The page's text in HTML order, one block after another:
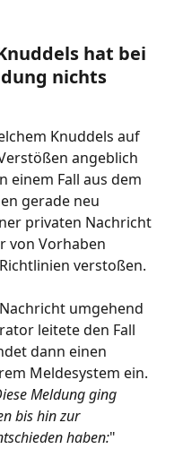
hat bei
nichts
Knuddels auf
angeblich
einem Fall aus dem
gerade neu
privaten Nachricht
von Vorhaben
verstoßen.
umgehend
leitete den Fall
dann einen
Meldesystem ein.
Meldung ging
bis hin zur
haben:"